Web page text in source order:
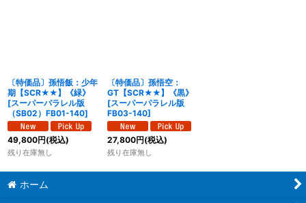
絞り込む
〔特価品〕孫悟飯：少年
期【SCR★★】《緑》
[スーパーパラレル版
（SB02）FB01-140]
49,800円(税込)
残り在庫無し
〔特価品〕孫悟空：
GT【SCR★★】《黒》
[スーパーパラレル版
FB03-140]
27,800円(税込)
残り在庫無し
ホーム